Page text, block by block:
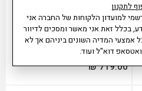
ELYSIA WORK S
תיק ELYSIA WORK S הקומפקטי
במשפחת ELYSIA WORK
₪719.00
לתקנון
למועדון הלקוחות של החברה אני
בכלל זאת אני מאשר ומסכים לדיוור
אמצעי המדיה השונים ביניהם אך לא
דוא"ל ועוד.